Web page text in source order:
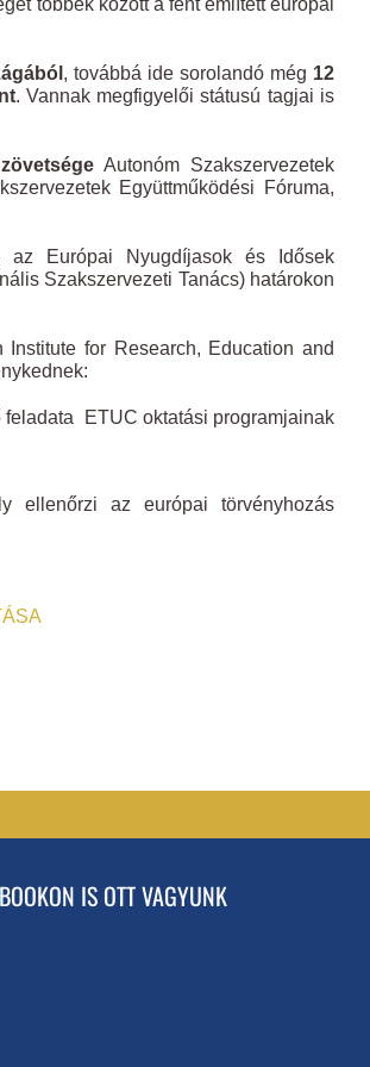
többek között a fent említett európai
, továbbá ide sorolandó még 12
. Vannak megfigyelői státusú tagjai is
Autonóm Szakszervezetek
Együttműködési Fóruma,
az Európai Nyugdíjasok és Idősek
Szakszervezeti Tanács) határokon
for Research, Education and
ETUC oktatási programjainak
ellenőrzi az európai törvényhozás
IS OTT VAGYUNK